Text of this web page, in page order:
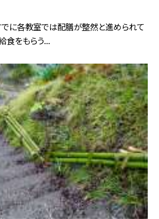
でに各教室では配膳が整然と進められて
食をもらう...